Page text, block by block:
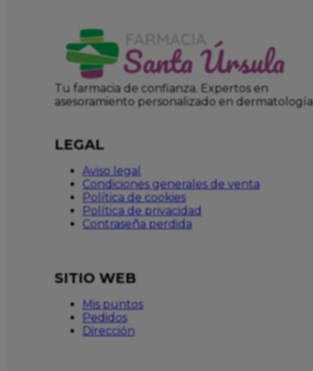
Tu farmacia de confianza. Expertos en
asesoramiento personalizado en dermatología
LEGAL
Aviso legal
Condiciones generales de venta
Política de cookies
Política de privacidad
Contraseña perdida
SITIO WEB
Mis puntos
Pedidos
Dirección